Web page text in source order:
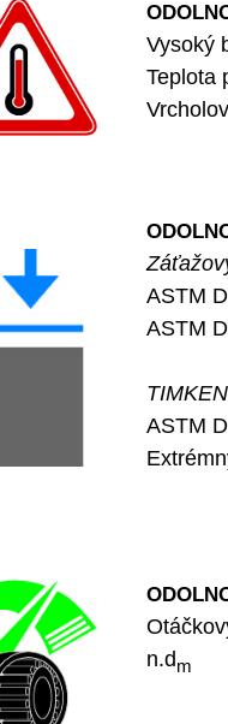
Vysoký
Teplota
ASTM
ASTM
n.dm